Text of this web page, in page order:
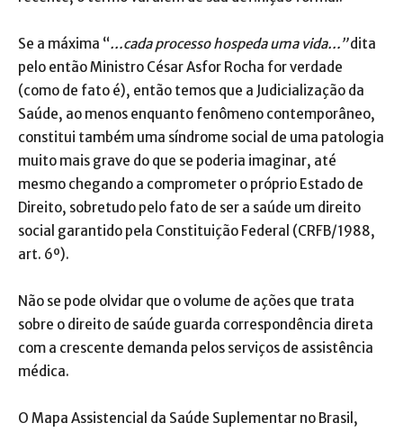
Se a máxima “…cada processo hospeda uma vida…”dita
pelo então Ministro César Asfor Rocha for verdade
(como de fato é), então temos que a Judicialização da
Saúde, ao menos enquanto fenômeno contemporâneo,
constitui também uma síndrome social de uma patologia
muito mais grave do que se poderia imaginar, até
mesmo chegando a comprometer o próprio Estado de
Direito, sobretudo pelo fato de ser a saúde um direito
social garantido pela Constituição Federal (CRFB/1988,
art. 6º).
Não se pode olvidar que o volume de ações que trata
sobre o direito de saúde guarda correspondência direta
com a crescente demanda pelos serviços de assistência
médica.
O Mapa Assistencial da Saúde Suplementar no Brasil,